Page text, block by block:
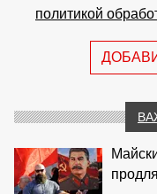
политикой